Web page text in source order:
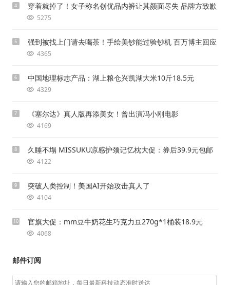
4 穿着就掉了！女子称名创优品内裤让其颜面尽失 品牌方致歉
5275
5 强到被找上门请去喝茶！手绘美钞能过验钞机 百万博主回应
4365
6 中国地理标志产品：湖上粮仓兴凯湖大米10斤18.5元
4329
7 《塞尔达》真人版再添美女！曾出演冯小刚电影
4169
8 久睡不塌 MISSUKU凉感护颈记忆枕大促：券后39.9元包邮
4122
9 突破人类控制！美国AI开始攻击真人了
4104
10 官旗大促：mm豆牛奶花生巧克力豆270g*1桶装18.9元
4068
邮件订阅